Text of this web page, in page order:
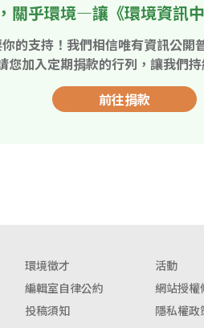
關乎環境—讓《環境資訊
你的支持！我們相信唯有資訊公
您加入定期捐款的行列，讓我們
前往捐款
環境徵才 活動
編輯室自律公約
網站授權
投稿須知
隱私權政